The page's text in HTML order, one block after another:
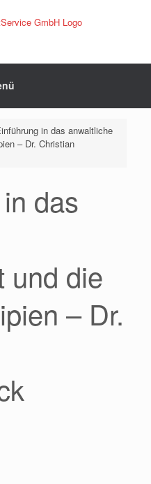
in das anwaltliche
– Dr. Christian
das
und die
– Dr.